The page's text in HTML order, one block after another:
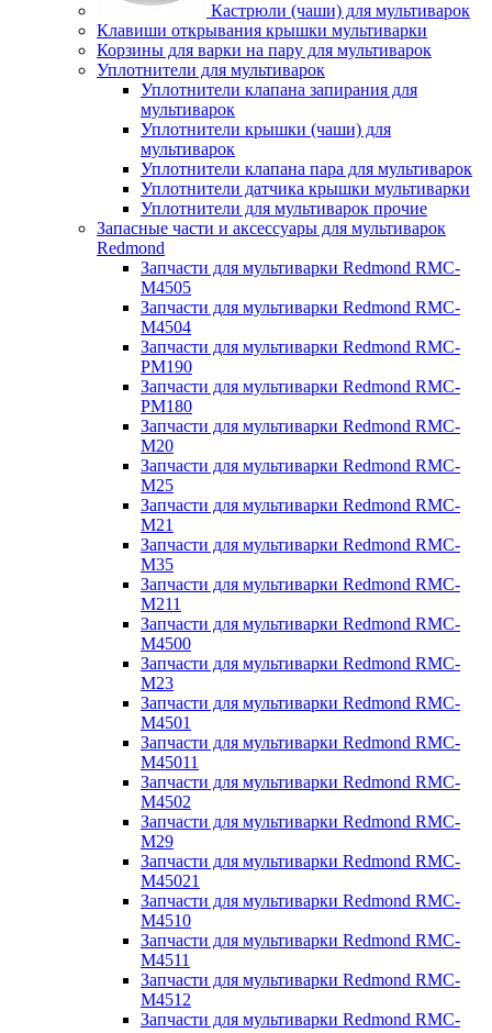
Кастрюли (чаши) для мультиварок
Клавиши открывания крышки мультиварки
Корзины для варки на пару для мультиварок
Уплотнители для мультиварок
Уплотнители клапана запирания для
мультиварок
Уплотнители крышки (чаши) для
мультиварок
Уплотнители клапана пара для мультиварок
Уплотнители датчика крышки мультиварки
Уплотнители для мультиварок прочие
Запасные части и аксессуары для мультиварок
Redmond
Запчасти для мультиварки Redmond RMC-
M4505
Запчасти для мультиварки Redmond RMC-
M4504
Запчасти для мультиварки Redmond RMC-
PM190
Запчасти для мультиварки Redmond RMC-
PM180
Запчасти для мультиварки Redmond RMC-
M20
Запчасти для мультиварки Redmond RMC-
M25
Запчасти для мультиварки Redmond RMC-
M21
Запчасти для мультиварки Redmond RMC-
M35
Запчасти для мультиварки Redmond RMC-
M211
Запчасти для мультиварки Redmond RMC-
M4500
Запчасти для мультиварки Redmond RMC-
M23
Запчасти для мультиварки Redmond RMC-
M4501
Запчасти для мультиварки Redmond RMC-
M45011
Запчасти для мультиварки Redmond RMC-
M4502
Запчасти для мультиварки Redmond RMC-
M29
Запчасти для мультиварки Redmond RMC-
M45021
Запчасти для мультиварки Redmond RMC-
M4510
Запчасти для мультиварки Redmond RMC-
M4511
Запчасти для мультиварки Redmond RMC-
M4512
Запчасти для мультиварки Redmond RMC-